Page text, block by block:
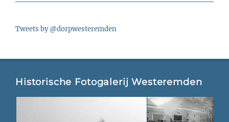
Tweets by @dorpwesteremden
Historische Fotogalerij Westeremden